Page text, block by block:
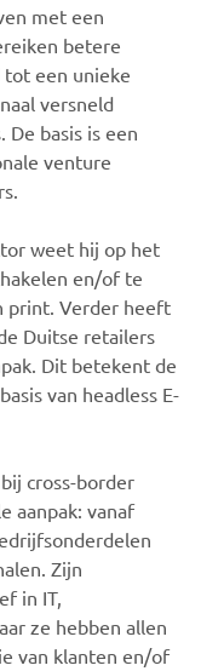
met een
betere
een unieke
versneld
De basis is een
venture
weet hij op het
en/of te
print. Verder heeft
Duitse retailers
Dit betekent de
van headless E-
cross-border
aanpak: vanaf
Zijn
in IT,
ze hebben allen
van klanten en/of